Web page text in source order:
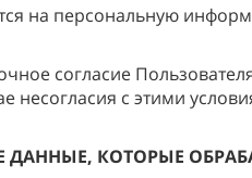
на персональную
согласие
с этими
ДАННЫЕ, КОТОРЫЕ